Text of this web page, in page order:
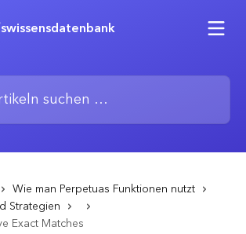
…
Wie man Perpetuas Funktionen nutzt
Strategien
Exact Matches